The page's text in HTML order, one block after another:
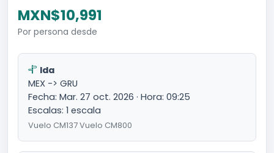
MXN$10,991
Por persona desde
Ida
MEX -> GRU
Fecha: Mar. 27 oct. 2026 · Hora: 09:25
Escalas: 1 escala
Vuelo CM137 Vuelo CM800